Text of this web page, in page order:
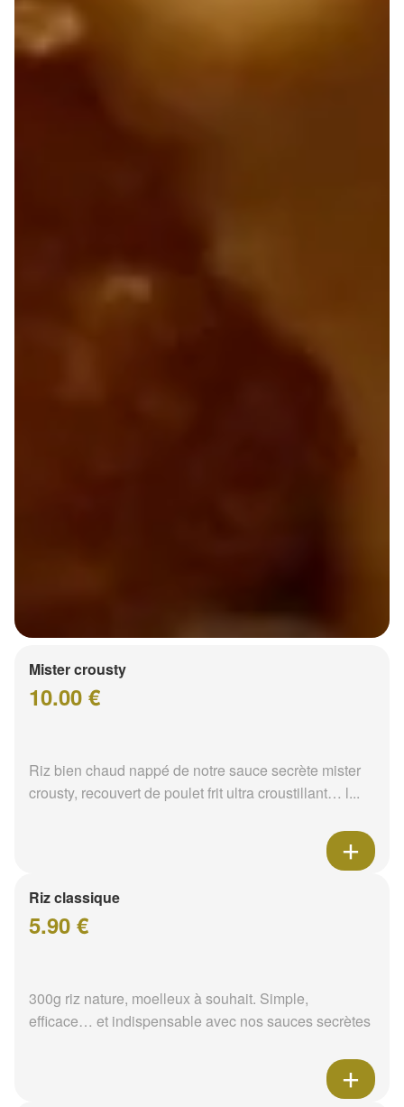
Mister crousty
10.00 €
Riz bien chaud nappé de notre sauce secrète mister
crousty, recouvert de poulet frit ultra croustillant… l...
Riz classique
5.90 €
300g riz nature, moelleux à souhait. Simple,
efficace… et indispensable avec nos sauces secrètes